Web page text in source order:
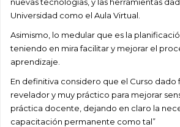
Universidad como el Aula Virtual.
Asimismo, lo medular que es la
teniendo en mira facilitar y mejorar el
aprendizaje.
En definitiva considero que el Curso
revelador y muy práctico para mejorar
práctica docente, dejando en claro la
capacitación permanente como tal”